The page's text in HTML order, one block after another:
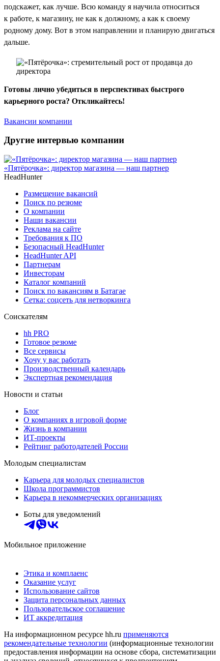
подскажет, как лучше. Всю команду я научила относиться
к работе, к магазину, не как к должному, а как к своему
родному дому. Вот в этом направлении и планирую двигаться
дальше.
Готовы лично убедиться в перспективах быстрого
карьерного роста? Откликайтесь!
Вакансии компании
Другие интервью компании
«Пятёрочка»: директор магазина — наш партнер
HeadHunter
Размещение вакансий
Поиск по резюме
О компании
Наши вакансии
Реклама на сайте
Требования к ПО
Безопасный HeadHunter
HeadHunter API
Партнерам
Инвесторам
Каталог компаний
Поиск по вакансиям в Батагае
Сетка: соцсеть для нетворкинга
Соискателям
hh PRO
Готовое резюме
Все сервисы
Хочу у вас работать
Производственный календарь
Экспертная рекомендация
Новости и статьи
Блог
О компаниях в игровой форме
Жизнь в компании
ИТ-проекты
Рейтинг работодателей России
Молодым специалистам
Карьера для молодых специалистов
Школа программистов
Карьера в некоммерческих организациях
Боты для уведомлений
Мобильное приложение
Этика и комплаенс
Оказание услуг
Использование сайтов
Защита персональных данных
Пользовательское соглашение
ИТ аккредитация
На информационном ресурсе hh.ru применяются
рекомендательные технологии (информационные технологии
предоставления информации на основе сбора, систематизации